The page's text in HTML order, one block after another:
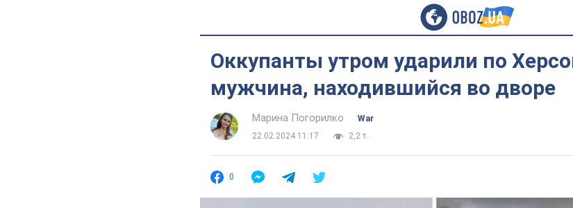
Оккупанты утром ударили по
мужчина, находившийся во дворе
Марина Погорилко
War
22.02.2024 11:17
2,2 т.
0